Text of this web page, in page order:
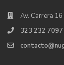
Av. Carrera
323 232